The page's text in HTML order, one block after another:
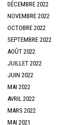
DÉCEMBRE 2022
NOVEMBRE 2022
OCTOBRE 2022
SEPTEMBRE 2022
AOÛT 2022
JUILLET 2022
JUIN 2022
MAI 2022
AVRIL 2022
MARS 2022
MAI 2021